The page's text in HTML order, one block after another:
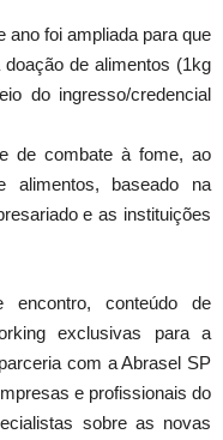
ano foi ampliada para que
de alimentos (1kg
do ingresso/credencial
de combate à fome, ao
alimentos, baseado na
e as instituições
conteúdo de
exclusivas para a
com a Abrasel SP
e profissionais do
sobre as novas